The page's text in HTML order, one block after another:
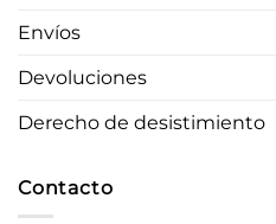
Envíos
Devoluciones
Derecho de desistimiento
Contacto